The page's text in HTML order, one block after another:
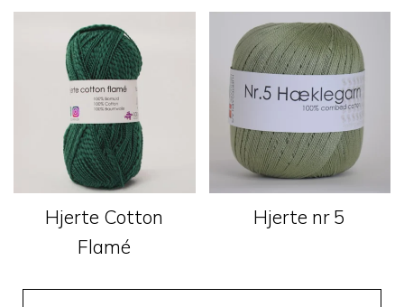
Hjerte Cotton
Flamé
Hjerte nr 5